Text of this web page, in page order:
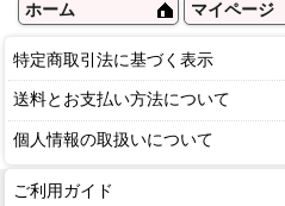
ホーム マイページ
特定商取引法に基づく表示
送料とお支払い方法について
個人情報の取扱いについて
ご利用ガイド